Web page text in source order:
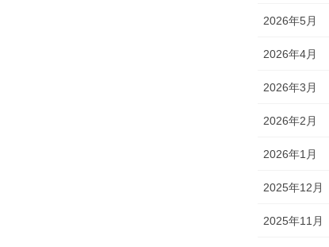
2026年5月
2026年4月
2026年3月
2026年2月
2026年1月
2025年12月
2025年11月